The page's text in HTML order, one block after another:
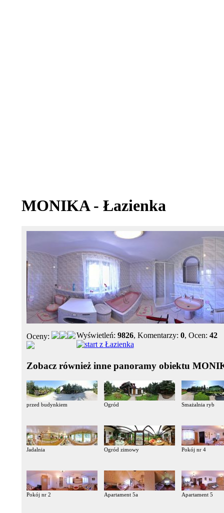
MONIKA - Łazienka
Oceny: Wyświetleń: 9826, Komentarzy: 0, Ocen: 42
Zobacz również inne panoramy obiektu
przed budynkiem Ogród Smażalnia ryb
Jadalnia Ogród zimowy Pokój nr 4
Pokój nr 2 Apartament 5a Apartament 5